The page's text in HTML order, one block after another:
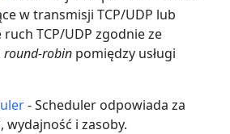
w transmisji TCP/UDP lub
TCP/UDP zgodnie ze
round-robin pomiędzy usługi
- Scheduler odpowiada za
wydajność i zasoby.